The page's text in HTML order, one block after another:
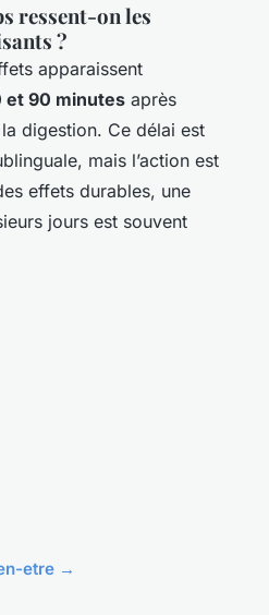
ressent-on les
?
apparaissent
et 90 minutes après
digestion. Ce délai est
mais l’action est
effets durables, une
jours est souvent
etre →